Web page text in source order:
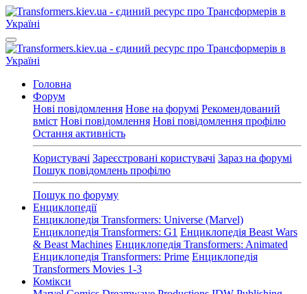
Головна
Форум
Нові повідомлення Нове на форумі Рекомендований
вміст Нові повідомлення Нові повідомлення профілю
Остання активність
Користувачі Зареєстровані користувачі Зараз на форумі
Пошук повідомлень профілю
Пошук по форуму
Енциклопедії
Енциклопедія Transformers: Universe (Marvel)
Енциклопедія Transformers: G1 Енциклопедія Beast Wars
& Beast Machines Енциклопедія Transformers: Animated
Енциклопедія Transformers: Prime Енциклопедія
Transformers Movies 1-3
Комікси